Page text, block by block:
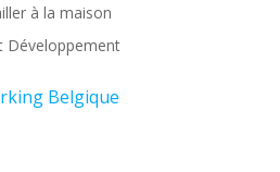
à la maison
Développement
Belgique